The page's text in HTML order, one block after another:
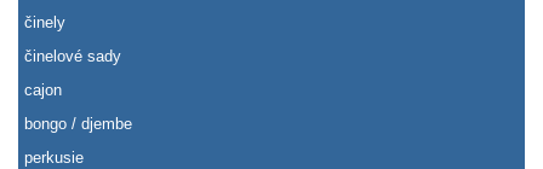
činely
činelové sady
cajon
bongo / djembe
perkusie